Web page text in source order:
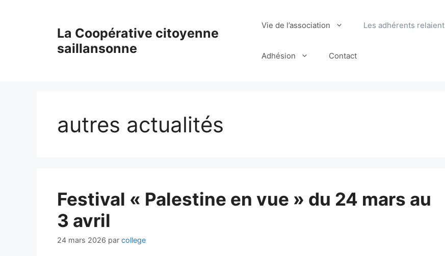
La Coopérative citoyenne
saillansonne
Vie de l’association Les adhérents relaient
Adhésion Contact
autres actualités
Festival « Palestine en vue » du 24 mars au
3 avril
24 mars 2026 par college